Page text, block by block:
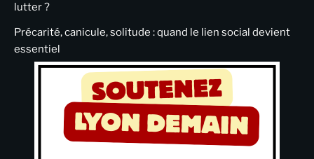
lutter ?
Précarité, canicule, solitude : quand le lien social devient
essentiel